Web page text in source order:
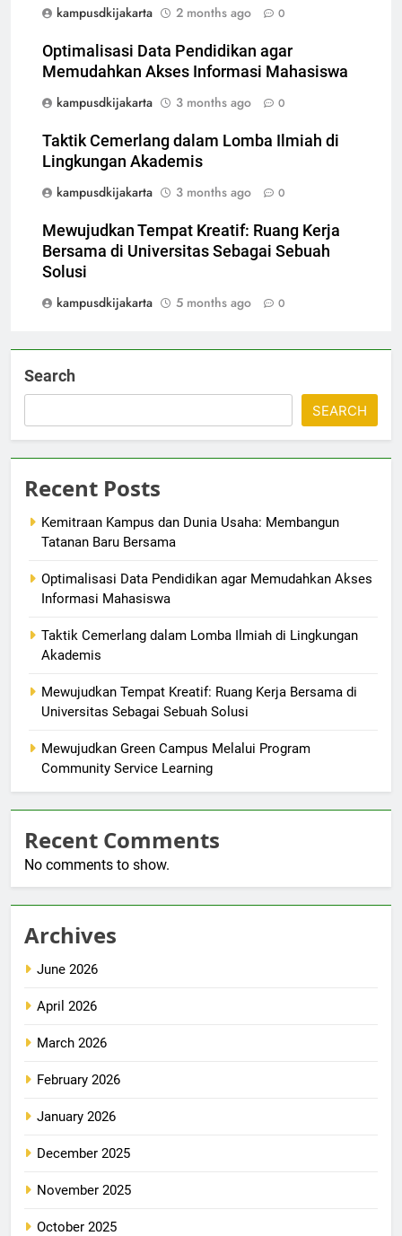
kampusdkijakarta 2 months ago 0
Optimalisasi Data Pendidikan agar
Memudahkan Akses Informasi Mahasiswa
kampusdkijakarta
3 months ago 0
Taktik Cemerlang dalam Lomba Ilmiah di
Lingkungan Akademis
kampusdkijakarta
3 months ago 0
Mewujudkan Tempat Kreatif: Ruang Kerja
Bersama di Universitas Sebagai Sebuah
Solusi
kampusdkijakarta
5 months ago 0
Search
SEARCH
Recent Posts
Kemitraan Kampus dan Dunia Usaha: Membangun
Tatanan Baru Bersama
Optimalisasi Data Pendidikan agar Memudahkan Akses
Informasi Mahasiswa
Taktik Cemerlang dalam Lomba Ilmiah di Lingkungan
Akademis
Mewujudkan Tempat Kreatif: Ruang Kerja Bersama di
Universitas Sebagai Sebuah Solusi
Mewujudkan Green Campus Melalui Program
Community Service Learning
Recent Comments
No comments to show.
Archives
June 2026
April 2026
March 2026
February 2026
January 2026
December 2025
November 2025
October 2025